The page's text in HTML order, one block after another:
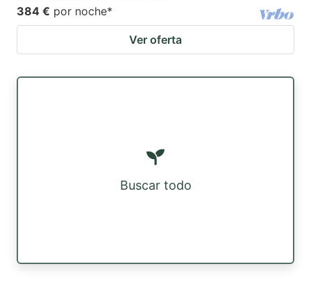
384 € por noche*
Ver oferta
Buscar todo